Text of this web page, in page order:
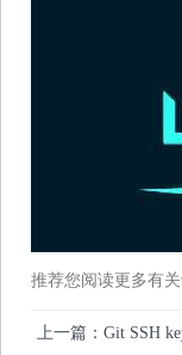
推荐您阅读更多有
上一篇：Git SSH